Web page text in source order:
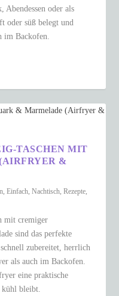
Abendessen oder als
oder süß belegt und
Backofen.
TASCHEN MIT
&
,Einfach ,Nachtisch ,Rezepte
mit cremiger
sind das perfekte
zubereitet, herrlich
als auch im Backofen.
eine praktische
bleibt.